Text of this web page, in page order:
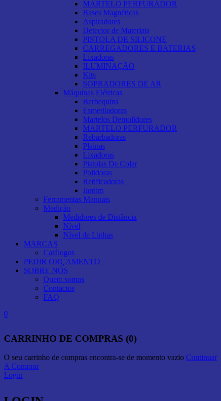
MARTELO PERFURADOR
Bases Magnéticas
Aspiradores
Detector de Materiais
PISTOLA DE SILICONE
CARREGADORES E BATERIAS
Lixadoras
ILUMINAÇÃO
Kits
SOPRADORES DE AR
Máquinas Elétricas
Berbequins
Esmeriladoras
Martelos Demolidores
MARTELO PERFURADOR
Rebarbadoras
Plainas
Lixadoras
Pistolas De Colar
Polidoras
Retificadoras
Jardim
Ferramentas Manuais
Medição
Medidores de Distância
Nível
Nível de Linhas
MARCAS
Catálogos
PEDIR ORÇAMENTO
SOBRE NÓS
Quem somos
Contactos
FAQ
0
CARRINHO DE COMPRAS (0)
O seu carrinho de compras encontra-se de momento vazio Continuar
A Comprar
Login